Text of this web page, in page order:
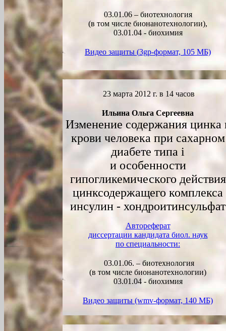
03.01.06 – биотехнология
(в том числе бионанотехнологии),
03.01.04 - биохимия
Видео защиты (3gp-формат, 105 МБ)
23 марта 2012 г. в 14 часов
Ильина Ольга Сергеевна
Изменение содержания цинка
крови человека при сахарном
диабете типа i
и особенности
гипогликемического действия
цинксодержащего комплекса
инсулин - хондроитинсульфат
Автореферат
диссертации кандидата биол. наук
по специальности:
03.01.06. – биотехнология
(в том числе бионанотехнологии)
03.01.04 - биохимия
Видео защиты (wmv-формат, 140 МБ)